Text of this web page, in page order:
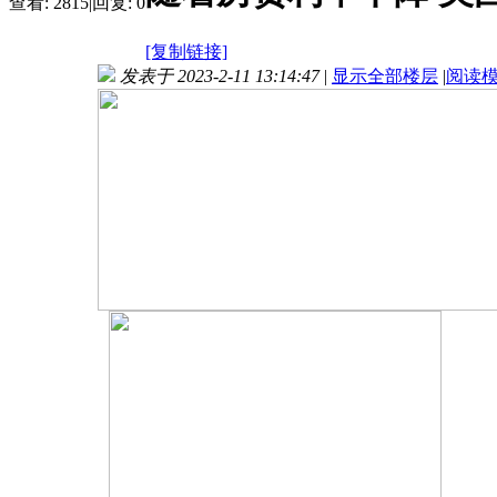
[复制链接]
发表于 2023-2-11 13:14:47 | 显示全部楼层 |阅读